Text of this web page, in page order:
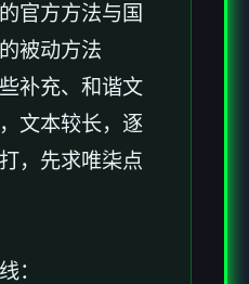
官方方法与国
被动方法
补充、和谐文
文本较长，逐
，先求唯柒点
：